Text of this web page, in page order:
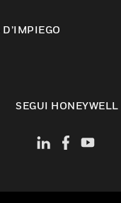
SEGUI HONEYWELL